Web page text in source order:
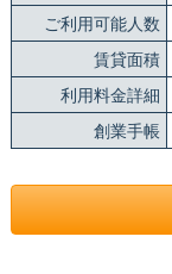
ご利用可能人数
賃貸面積
利用料金詳細
創業手帳